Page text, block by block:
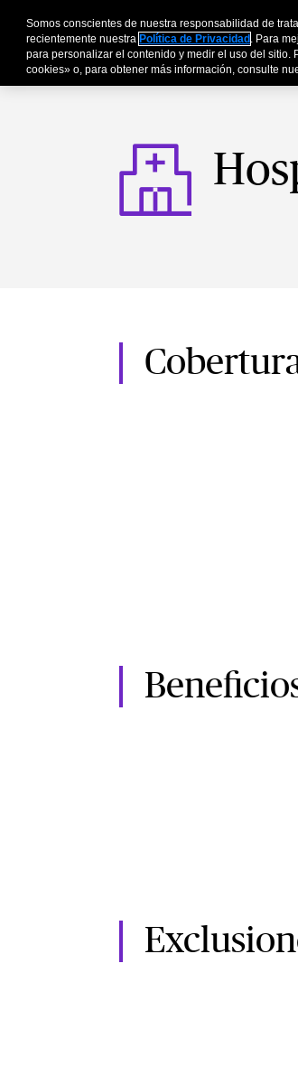
Somos conscientes de nuestra responsabilidad de
recientemente nuestra Política de Privacidad . Para
para personalizar el contenido y medir el uso del
cookies» o, para obtener más información, consulte